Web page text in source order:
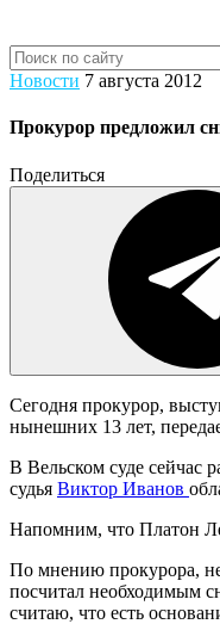
Новости 7 августа 2012
Прокурор предложил
Поделиться
Сегодня прокурор,
нынешних 13 лет,
В Вельском суде сейчас
судья Виктор Иванов
Напомним, что Платон
По мнению прокурора,
посчитал необходимым
считаю, что есть